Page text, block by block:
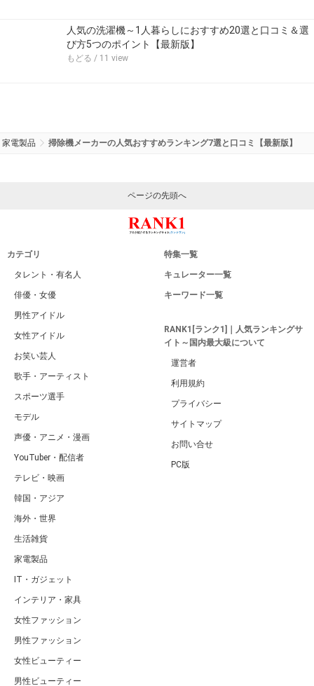
人気の洗濯機～1人暮らしにおすすめ20選と口コミ＆選
び方5つのポイント【最新版】
もどる / 11 view
家電製品 掃除機メーカーの人気おすすめランキング7選と口コミ【最新版】
ページの先頭へ
カテゴリ
タレント・有名人
俳優・女優
男性アイドル
女性アイドル
お笑い芸人
歌手・アーティスト
スポーツ選手
モデル
声優・アニメ・漫画
YouTuber・配信者
テレビ・映画
韓国・アジア
海外・世界
生活雑貨
家電製品
IT・ガジェット
インテリア・家具
女性ファッション
男性ファッション
女性ビューティー
男性ビューティー
特集一覧
キュレーター一覧
キーワード一覧
RANK1[ランク1]｜人気ランキングサ
イト～国内最大級について
運営者
利用規約
プライバシー
サイトマップ
お問い合せ
PC版